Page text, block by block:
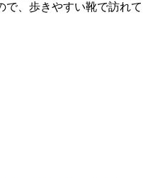
で、歩きやすい靴で訪れて